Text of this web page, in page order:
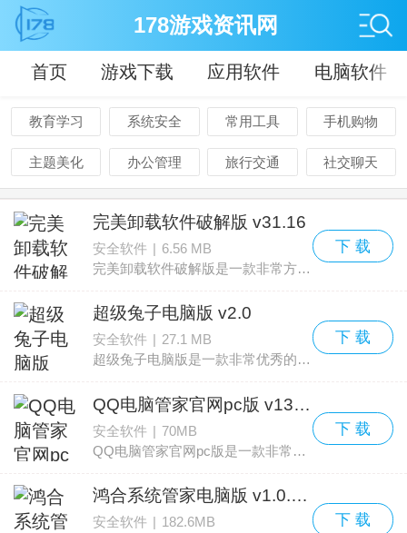
178游戏资讯网
首页 游戏下载 应用软件 电脑软件
教育学习 系统安全 常用工具 手机购物
主题美化 办公管理 旅行交通 社交聊天
完美卸载软件破解版 v31.16
安全软件 | 6.56 MB
完美卸载软件破解版是一款非常方便的电脑软件卸载的软件，为大家完美卸载软件破解版下载、完美卸载软件破解版软件介绍与完美卸载软件破解版使用心得，该软件可以帮助用户更好更
下 载
超级兔子电脑版 v2.0
安全软件 | 27.1 MB
超级兔子电脑版是一款非常优秀的电脑防护安全软件，为大家超级兔子电脑版下载、超级兔子电脑版软件介绍与超级兔子电脑版使用心得，该软件可以非常多又好又强大的电脑服务功能。
下 载
QQ电脑管家官网pc版 v13.5.2
安全软件 | 70MB
QQ电脑管家官网pc版是一款非常多功能的电脑管理移动软件，为大家QQ电脑管家官网pc版下载、QQ电脑管家官网pc版软件介绍与QQ电脑管家官网pc版使用心得，该软件电脑安全防护，电脑垃
下 载
鸿合系统管家电脑版 v1.0.01365
安全软件 | 182.6MB
下 载